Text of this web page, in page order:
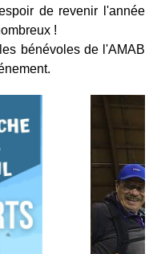
de revenir l'année
!
bénévoles de l'AMAB